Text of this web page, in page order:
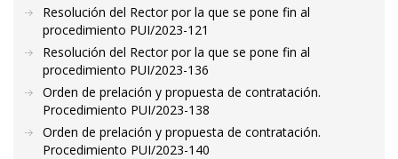
Resolución del Rector por la que se pone fin al
procedimiento PUI/2023-121
Resolución del Rector por la que se pone fin al
procedimiento PUI/2023-136
Orden de prelación y propuesta de contratación.
Procedimiento PUI/2023-138
Orden de prelación y propuesta de contratación.
Procedimiento PUI/2023-140